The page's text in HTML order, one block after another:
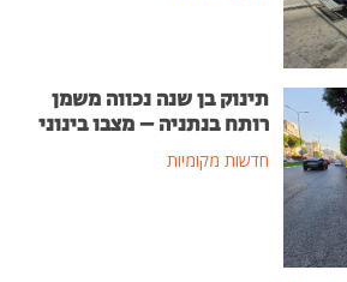
תינוק בן שנה נכווה משמן
רותח בנתניה – מצבו בינוני
חדשות מקומיות